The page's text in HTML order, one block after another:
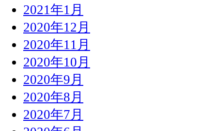
2021年1月
2020年12月
2020年11月
2020年10月
2020年9月
2020年8月
2020年7月